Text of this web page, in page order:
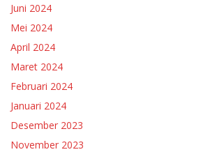
Juni 2024
Mei 2024
April 2024
Maret 2024
Februari 2024
Januari 2024
Desember 2023
November 2023